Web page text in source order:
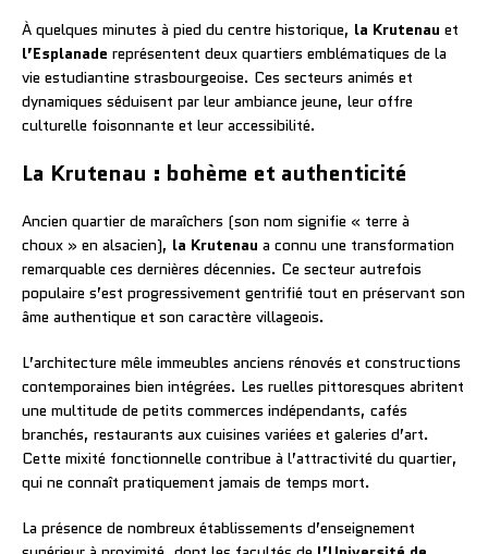
À quelques minutes à pied du centre historique, la Krutenau et
l’Esplanade représentent deux quartiers emblématiques de la
vie estudiantine strasbourgeoise. Ces secteurs animés et
dynamiques séduisent par leur ambiance jeune, leur offre
culturelle foisonnante et leur accessibilité.
La Krutenau : bohème et authenticité
Ancien quartier de maraîchers (son nom signifie « terre à
choux » en alsacien), la Krutenau a connu une transformation
remarquable ces dernières décennies. Ce secteur autrefois
populaire s’est progressivement gentrifié tout en préservant son
âme authentique et son caractère villageois.
L’architecture mêle immeubles anciens rénovés et constructions
contemporaines bien intégrées. Les ruelles pittoresques abritent
une multitude de petits commerces indépendants, cafés
branchés, restaurants aux cuisines variées et galeries d’art.
Cette mixité fonctionnelle contribue à l’attractivité du quartier,
qui ne connaît pratiquement jamais de temps mort.
La présence de nombreux établissements d’enseignement